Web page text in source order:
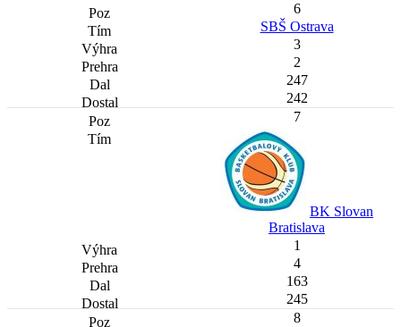
6
SBŠ Ostrava
3
2
247
242
7
BK Slovan
Bratislava
1
4
163
245
8